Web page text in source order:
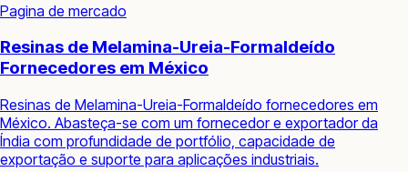
Pagina de mercado
Resinas de Melamina-Ureia-Formaldeído
Fornecedores em México
Resinas de Melamina-Ureia-Formaldeído fornecedores em
México. Abasteça-se com um fornecedor e exportador da
Índia com profundidade de portfólio, capacidade de
exportação e suporte para aplicações industriais.